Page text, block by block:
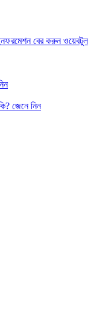
বের করুন ওয়েবটুল
জেনে নিন